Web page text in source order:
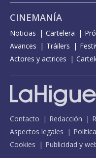
CINEMANÍA
Noticias Cartelera
Avances
Tráilers
Actores y actrices
Contacto Redacción
Aspectos legales
Cookies
Publicidad y